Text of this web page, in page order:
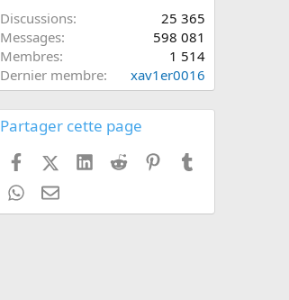
Discussions
25 365
Messages
598 081
Membres
1 514
Dernier membre
xav1er0016
Partager cette page
FacebookX (Twitter)
LinkedIn
Reddit Pinterest
WhatsApp
Email